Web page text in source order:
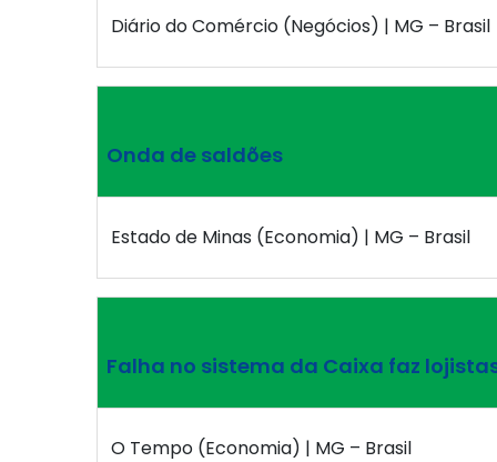
Diário do Comércio (Negócios) | MG – Brasil
Onda de saldões
Estado de Minas (Economia) | MG – Brasil
Falha no sistema da Caixa faz
O Tempo (Economia) | MG – Brasil